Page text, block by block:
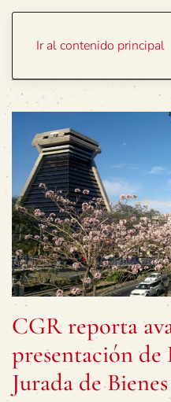
Ir al contenido principal
CGR reporta
presentación de
Jurada de